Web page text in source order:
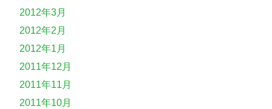
2012年3月
2012年2月
2012年1月
2011年12月
2011年11月
2011年10月